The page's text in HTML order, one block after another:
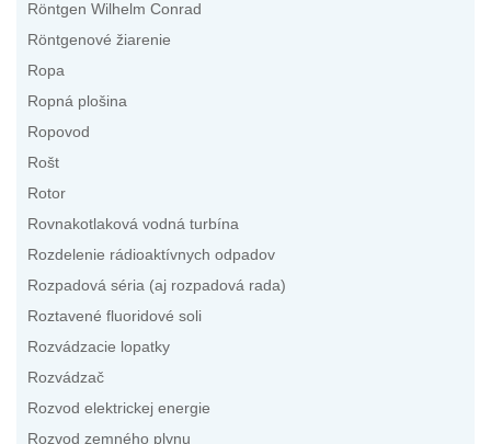
Röntgen Wilhelm Conrad
Röntgenové žiarenie
Ropa
Ropná plošina
Ropovod
Rošt
Rotor
Rovnakotlaková vodná turbína
Rozdelenie rádioaktívnych odpadov
Rozpadová séria (aj rozpadová rada)
Roztavené fluoridové soli
Rozvádzacie lopatky
Rozvádzač
Rozvod elektrickej energie
Rozvod zemného plynu